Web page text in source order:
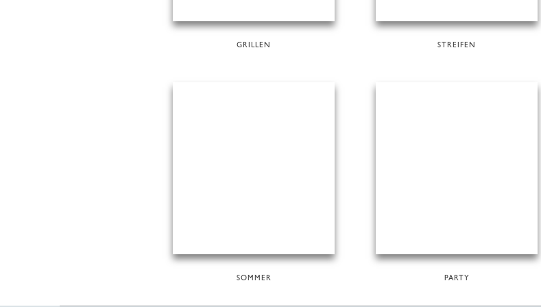
GRILLEN STREIFEN
SOMMER PARTY